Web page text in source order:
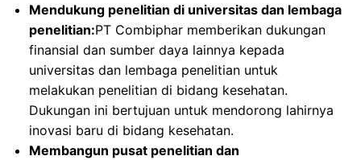
Mendukung penelitian di universitas dan lembaga
penelitian:PT Combiphar memberikan dukungan
finansial dan sumber daya lainnya kepada
universitas dan lembaga penelitian untuk
melakukan penelitian di bidang kesehatan.
Dukungan ini bertujuan untuk mendorong lahirnya
inovasi baru di bidang kesehatan.
Membangun pusat penelitian dan